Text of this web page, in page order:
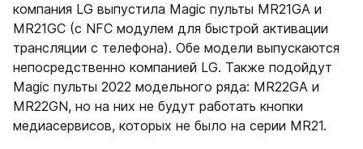
компания LG выпустила Magic пульты MR21GA и
MR21GC (с NFC модулем для быстрой активации
трансляции с телефона). Обе модели выпускаются
непосредственно компанией LG. Также подойдут
Magic пульты 2022 модельного ряда: MR22GA и
MR22GN, но на них не будут работать кнопки
медиасервисов, которых не было на серии MR21.